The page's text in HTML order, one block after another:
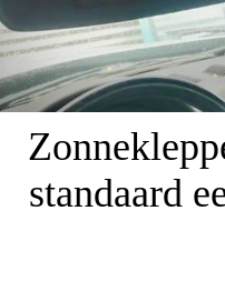
standaard